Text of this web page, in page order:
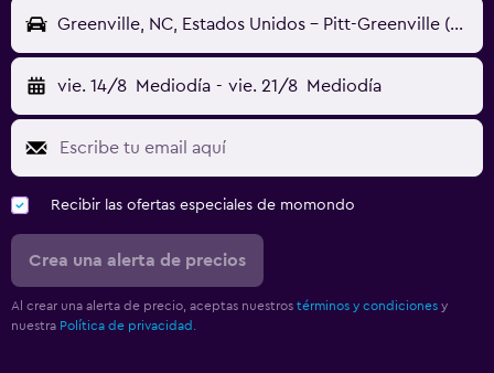
Greenville, NC, Estados Unidos - Pitt-Greenville (PGV)
vie. 14/8 Mediodía - vie. 21/8 Mediodía
Recibir las ofertas especiales de momondo
Crea una alerta de precios
Al crear una alerta de precio, aceptas nuestros términos y condiciones y
nuestra Política de privacidad.